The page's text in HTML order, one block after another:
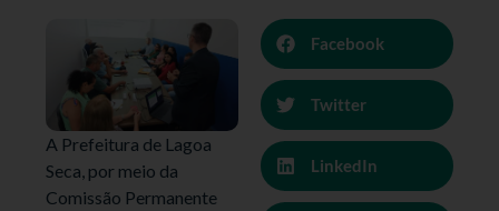
A Prefeitura de Lagoa
Seca, por meio da
Comissão Permanente
Facebook
Twitter
LinkedIn